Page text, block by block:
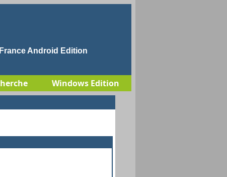
Android Edition
Windows Edition